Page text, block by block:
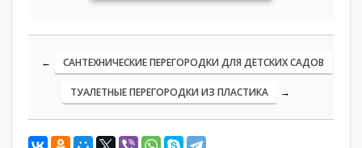
← САНТЕХНИЧЕСКИЕ ПЕРЕГОРОДКИ ДЛЯ ДЕТСКИХ САДОВ
ТУАЛЕТНЫЕ ПЕРЕГОРОДКИ ИЗ ПЛАСТИКА →